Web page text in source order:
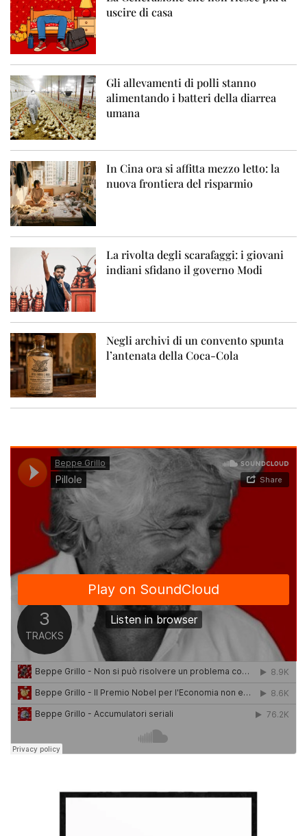
uscire di casa
Gli allevamenti di polli stanno
alimentando i batteri della diarrea
umana
In Cina ora si affitta mezzo letto: la
nuova frontiera del risparmio
La rivolta degli scarafaggi: i giovani
indiani sfidano il governo Modi
Negli archivi di un convento spunta
l’antenata della Coca-Cola